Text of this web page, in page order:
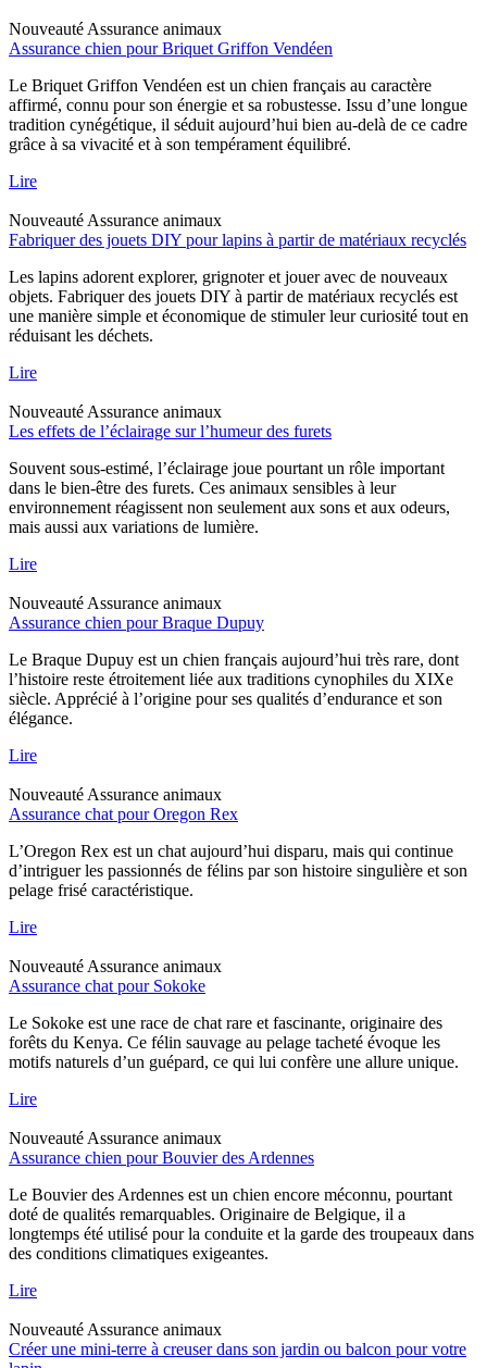
Nouveauté Assurance animaux
Assurance chien pour Briquet Griffon Vendéen
Le Briquet Griffon Vendéen est un chien français au caractère
affirmé, connu pour son énergie et sa robustesse. Issu d’une longue
tradition cynégétique, il séduit aujourd’hui bien au-delà de ce cadre
grâce à sa vivacité et à son tempérament équilibré.
Lire
Nouveauté Assurance animaux
Fabriquer des jouets DIY pour lapins à partir de matériaux recyclés
Les lapins adorent explorer, grignoter et jouer avec de nouveaux
objets. Fabriquer des jouets DIY à partir de matériaux recyclés est
une manière simple et économique de stimuler leur curiosité tout en
réduisant les déchets.
Lire
Nouveauté Assurance animaux
Les effets de l’éclairage sur l’humeur des furets
Souvent sous-estimé, l’éclairage joue pourtant un rôle important
dans le bien-être des furets. Ces animaux sensibles à leur
environnement réagissent non seulement aux sons et aux odeurs,
mais aussi aux variations de lumière.
Lire
Nouveauté Assurance animaux
Assurance chien pour Braque Dupuy
Le Braque Dupuy est un chien français aujourd’hui très rare, dont
l’histoire reste étroitement liée aux traditions cynophiles du XIXe
siècle. Apprécié à l’origine pour ses qualités d’endurance et son
élégance.
Lire
Nouveauté Assurance animaux
Assurance chat pour Oregon Rex
L’Oregon Rex est un chat aujourd’hui disparu, mais qui continue
d’intriguer les passionnés de félins par son histoire singulière et son
pelage frisé caractéristique.
Lire
Nouveauté Assurance animaux
Assurance chat pour Sokoke
Le Sokoke est une race de chat rare et fascinante, originaire des
forêts du Kenya. Ce félin sauvage au pelage tacheté évoque les
motifs naturels d’un guépard, ce qui lui confère une allure unique.
Lire
Nouveauté Assurance animaux
Assurance chien pour Bouvier des Ardennes
Le Bouvier des Ardennes est un chien encore méconnu, pourtant
doté de qualités remarquables. Originaire de Belgique, il a
longtemps été utilisé pour la conduite et la garde des troupeaux dans
des conditions climatiques exigeantes.
Lire
Nouveauté Assurance animaux
Créer une mini-terre à creuser dans son jardin ou balcon pour votre